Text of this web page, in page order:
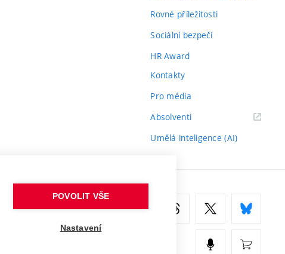
Rovné příležitosti
Sociální bezpečí
HR Award
Kontakty
Pro média
Absolventi(externí
Umělá inteligence (AI)
POVOLIT VŠE
Nastavení